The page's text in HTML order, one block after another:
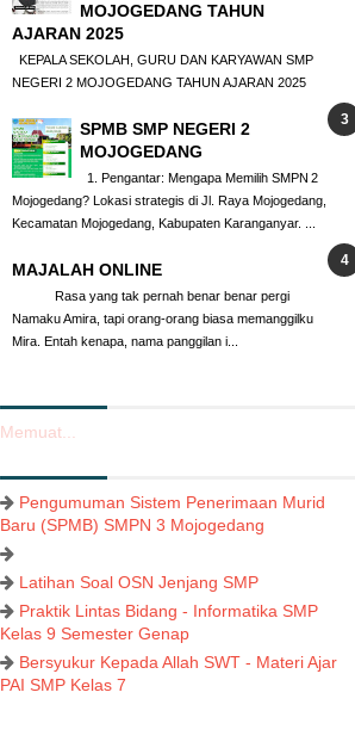
MOJOGEDANG TAHUN
AJARAN 2025
KEPALA SEKOLAH, GURU DAN KARYAWAN SMP
NEGERI 2 MOJOGEDANG TAHUN AJARAN 2025
SPMB SMP NEGERI 2
MOJOGEDANG
1. Pengantar: Mengapa Memilih SMPN 2
Mojogedang? Lokasi strategis di Jl. Raya Mojogedang,
Kecamatan Mojogedang, Kabupaten Karanganyar. ...
MAJALAH ONLINE
Rasa yang tak pernah benar benar pergi
Namaku Amira, tapi orang-orang biasa memanggilku
Mira. Entah kenapa, nama panggilan i...
Memuat...
Pengumuman Sistem Penerimaan Murid
Baru (SPMB) SMPN 3 Mojogedang
Latihan Soal OSN Jenjang SMP
Praktik Lintas Bidang - Informatika SMP
Kelas 9 Semester Genap
Bersyukur Kepada Allah SWT - Materi Ajar
PAI SMP Kelas 7